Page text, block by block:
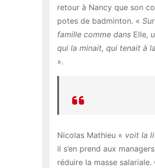
retour à Nancy que son
potes de badminton. «
famille comme dans Elle,
qui la minait, qui tenait à
».
Nicolas Mathieu « voit la
il s’en prend aux
réduire la masse